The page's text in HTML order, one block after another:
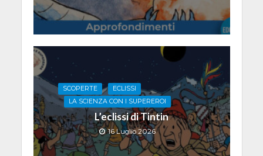
SCOPERTE
ECLISSI
LA SCIENZA CON I SUPEREROI
L’eclissi di Tintin
16 Luglio 2026